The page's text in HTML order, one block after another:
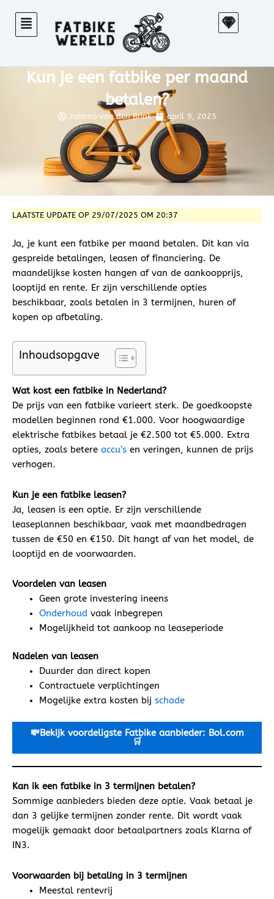
S
k
t
c
Kun je een fatbike per maand
betalen?
Johnno van den Brink april 9, 2025
LAATSTE UPDATE OP 29/07/2025 OM 20:37
Ja, je kunt een fatbike per maand betalen. Dit kan via
gespreide betalingen, leasen of financiering. De
maandelijkse kosten hangen af van de aankoopprijs,
looptijd en rente. Er zijn verschillende opties
beschikbaar, zoals betalen in 3 termijnen, huren of
kopen op afbetaling.
Inhoudsopgave
Wat kost een fatbike in Nederland?
De prijs van een fatbike varieert sterk. De goedkoopste
modellen beginnen rond €1.000. Voor hoogwaardige
elektrische fatbikes betaal je €2.500 tot €5.000. Extra
opties, zoals betere accu’s en veringen, kunnen de prijs
verhogen.
Kun je een fatbike leasen?
Ja, leasen is een optie. Er zijn verschillende
leaseplannen beschikbaar, vaak met maandbedragen
tussen de €50 en €150. Dit hangt af van het model, de
looptijd en de voorwaarden.
Voordelen van leasen
Geen grote investering ineens
Onderhoudvaak inbegrepen
Mogelijkheid tot aankoop na leaseperiode
Nadelen van leasen
Duurder dan direct kopen
Contractuele verplichtingen
Mogelijke extra kosten bij schade
💸Bekijk voordeligste Fatbike aanbieder: Bol.com
🛒
Kan ik een fatbike in 3 termijnen betalen?
Sommige aanbieders bieden deze optie. Vaak betaal je
dan 3 gelijke termijnen zonder rente. Dit wordt vaak
mogelijk gemaakt door betaalpartners zoals Klarna of
IN3.
Voorwaarden bij betaling in 3 termijnen
Meestal rentevrij